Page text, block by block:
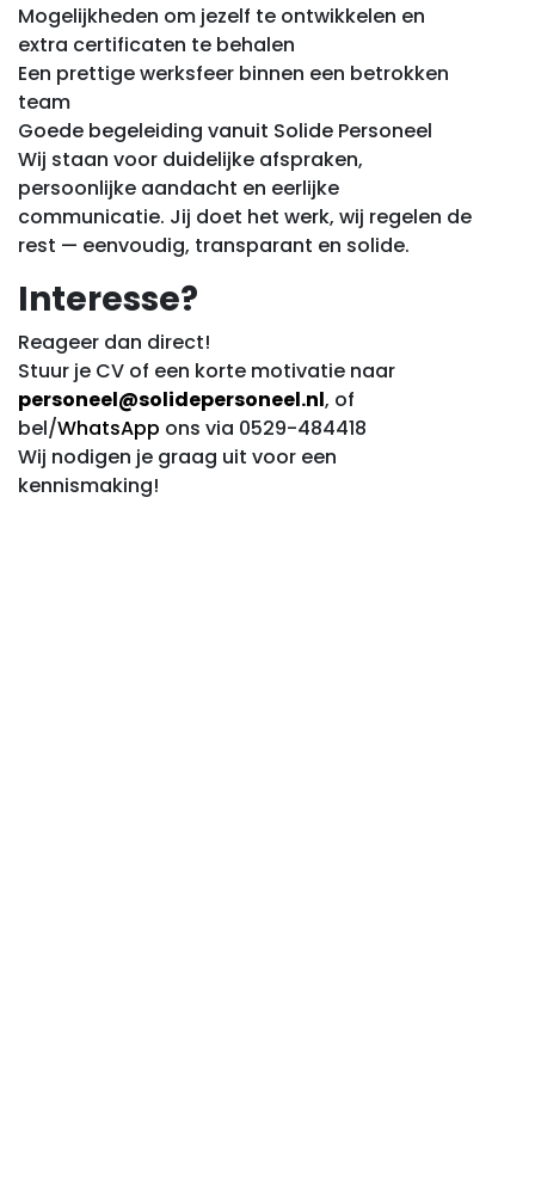
Mogelijkheden om jezelf te ontwikkelen en
extra certificaten te behalen
Een prettige werksfeer binnen een betrokken
team
Goede begeleiding vanuit Solide Personeel
Wij staan voor duidelijke afspraken,
persoonlijke aandacht en eerlijke
communicatie. Jij doet het werk, wij regelen de
rest — eenvoudig, transparant en solide.
Interesse?
Reageer dan direct!
Stuur je CV of een korte motivatie naar
personeel@solidepersoneel.nl, of
bel/WhatsApp ons via 0529-484418
Wij nodigen je graag uit voor een
kennismaking!